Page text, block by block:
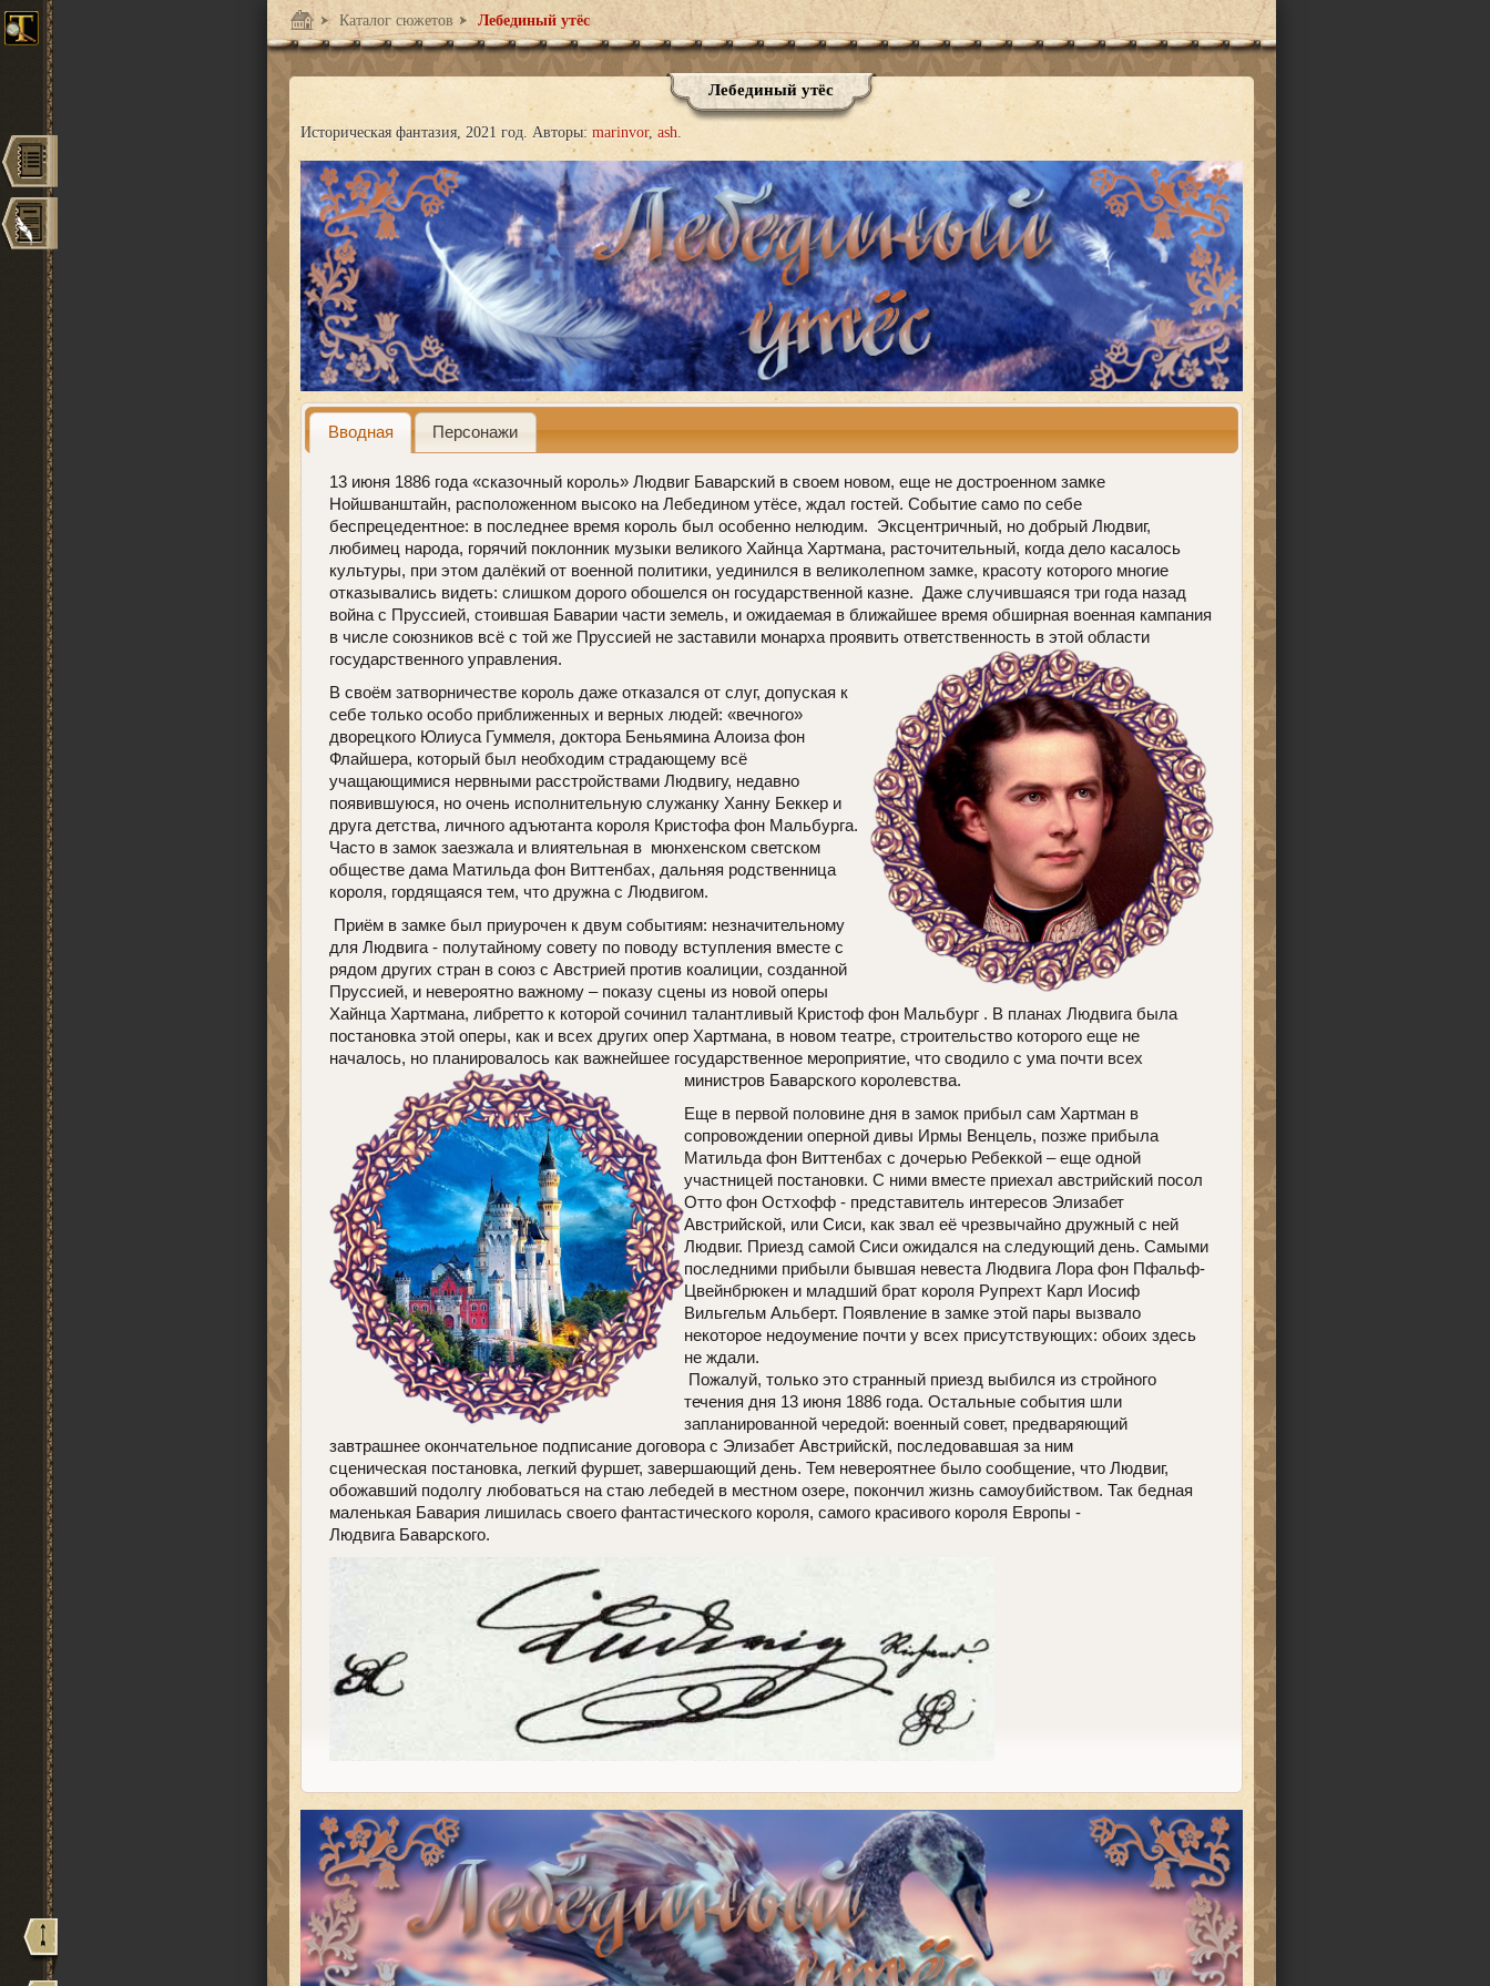
Каталог сюжетов Лебединый утёс
Лебединый утёс
Историческая фантазия 2021 год. Авторы: marinvor ash
Вводная Персонажи
13 июня 1886 года «сказочный король» Людвиг Баварский в своем новом, еще не достроенном замке
Нойшванштайн, расположенном высоко на Лебедином утёсе, ждал гостей. Событие само по себе
беспрецедентное: в последнее время король был особенно нелюдим. Эксцентричный, но добрый Людвиг,
любимец народа, горячий поклонник музыки великого Хайнца Хартмана, расточительный, когда дело касалось
культуры, при этом далёкий от военной политики, уединился в великолепном замке, красоту которого многие
отказывались видеть: слишком дорого обошелся он государственной казне. Даже случившаяся три года назад
война с Пруссией, стоившая Баварии части земель, и ожидаемая в ближайшее время обширная военная кампания
в числе союзников всё с той же Пруссией не заставили монарха проявить ответственность в этой области
государственного управления.
В своём затворничестве король даже отказался от слуг, допуская к
себе только особо приближенных и верных людей: «вечного»
дворецкого Юлиуса Гуммеля, доктора Беньямина Алоиза фон
Флайшера, который был необходим страдающему всё
учащающимися нервными расстройствами Людвигу, недавно
появившуюся, но очень исполнительную служанку Ханну Беккер и
друга детства, личного адъютанта короля Кристофа фон Мальбурга.
Часто в замок заезжала и влиятельная в мюнхенском светском
обществе дама Матильда фон Виттенбах, дальняя родственница
короля, гордящаяся тем, что дружна с Людвигом.
Приём в замке был приурочен к двум событиям: незначительному
для Людвига - полутайному совету по поводу вступления вместе с
рядом других стран в союз с Австрией против коалиции, созданной
Пруссией, и невероятно важному – показу сцены из новой оперы
Хайнца Хартмана, либретто к которой сочинил талантливый Кристоф фон Мальбург . В планах Людвига была
постановка этой оперы, как и всех других опер Хартмана, в новом театре, строительство которого еще не
началось, но планировалось как важнейшее государственное мероприятие, что сводило с ума почти всех
министров Баварского королевства.
Еще в первой половине дня в замок прибыл сам Хартман в
сопровождении оперной дивы Ирмы Венцель, позже прибыла
Матильда фон Виттенбах с дочерью Ребеккой – еще одной
участницей постановки. С ними вместе приехал австрийский посол
Отто фон Остхофф - представитель интересов Элизабет
Австрийской, или Сиси, как звал её чрезвычайно дружный с ней
Людвиг. Приезд самой Сиси ожидался на следующий день. Самыми
последними прибыли бывшая невеста Людвига Лора фон Пфальф-
Цвейнбрюкен и младший брат короля Рупрехт Карл Иосиф
Вильгельм Альберт. Появление в замке этой пары вызвало
некоторое недоумение почти у всех присутствующих: обоих здесь
не ждали.
Пожалуй, только это странный приезд выбился из стройного
течения дня 13 июня 1886 года. Остальные события шли
запланированной чередой: военный совет, предваряющий
завтрашнее окончательное подписание договора с Элизабет Австрийскй, последовавшая за ним
сценическая постановка, легкий фуршет, завершающий день. Тем невероятнее было сообщение, что Людвиг,
обожавший подолгу любоваться на стаю лебедей в местном озере, покончил жизнь самоубийством. Так бедная
маленькая Бавария лишилась своего фантастического короля, самого красивого короля Европы -
Людвига Баварского.